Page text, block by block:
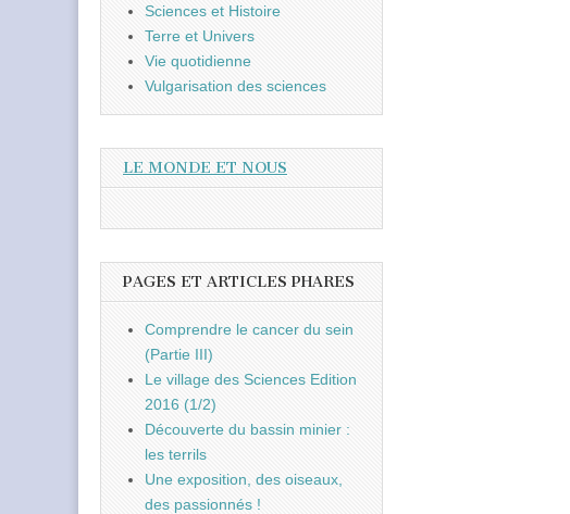
Sciences et Histoire
Terre et Univers
Vie quotidienne
Vulgarisation des sciences
LE MONDE ET NOUS
PAGES ET ARTICLES PHARES
Comprendre le cancer du sein
(Partie III)
Le village des Sciences Edition
2016 (1/2)
Découverte du bassin minier :
les terrils
Une exposition, des oiseaux,
des passionnés !